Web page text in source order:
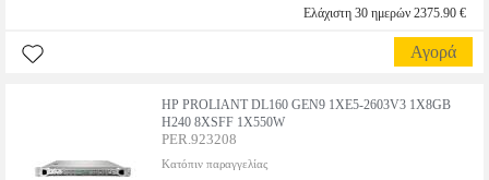
Ελάχιστη 30 ημερών 2375.90 €
Αγορά
HP PROLIANT DL160 GEN9 1XE5-2603V3 1X8GB
H240 8XSFF 1X550W
PER.923208
Κατόπιν παραγγελίας